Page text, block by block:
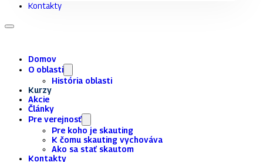
Kontakty
Domov
O oblasti
História oblasti
Kurzy
Akcie
Články
Pre verejnosť
Pre koho je skauting
K čomu skauting vychováva
Ako sa stať skautom
Kontakty